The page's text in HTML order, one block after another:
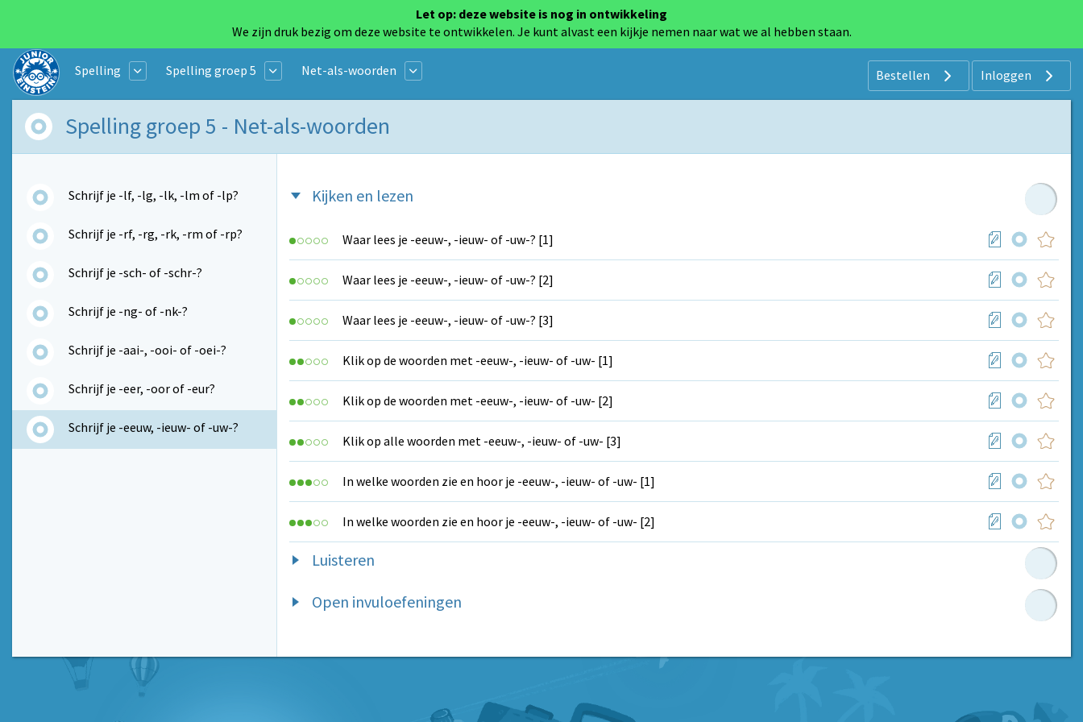
Let op: deze website is nog in ontwikkeling
We zijn druk bezig om deze website te ontwikkelen. Je kunt alvast een kijkje nemen naar wat we al hebben staan.
Spelling Spelling groep 5 Net-als-woorden Bestellen Inloggen
Spelling groep 5 - Net-als-woorden
Schrijf je -lf, -lg, -lk, -lm of -lp?
Schrijf je -rf, -rg, -rk, -rm of -rp?
Schrijf je -sch- of -schr-?
Schrijf je -ng- of -nk-?
Schrijf je -aai-, -ooi- of -oei-?
Schrijf je -eer, -oor of -eur?
Schrijf je -eeuw, -ieuw- of -uw-?
Kijken en lezen
Waar lees je -eeuw-, -ieuw- of -uw-? [1]
Waar lees je -eeuw-, -ieuw- of -uw-? [2]
Waar lees je -eeuw-, -ieuw- of -uw-? [3]
Klik op de woorden met -eeuw-, -ieuw- of -uw- [1]
Klik op de woorden met -eeuw-, -ieuw- of -uw- [2]
Klik op alle woorden met -eeuw-, -ieuw- of -uw- [3]
In welke woorden zie en hoor je -eeuw-, -ieuw- of -uw- [1]
In welke woorden zie en hoor je -eeuw-, -ieuw- of -uw- [2]
Luisteren
Open invuloefeningen